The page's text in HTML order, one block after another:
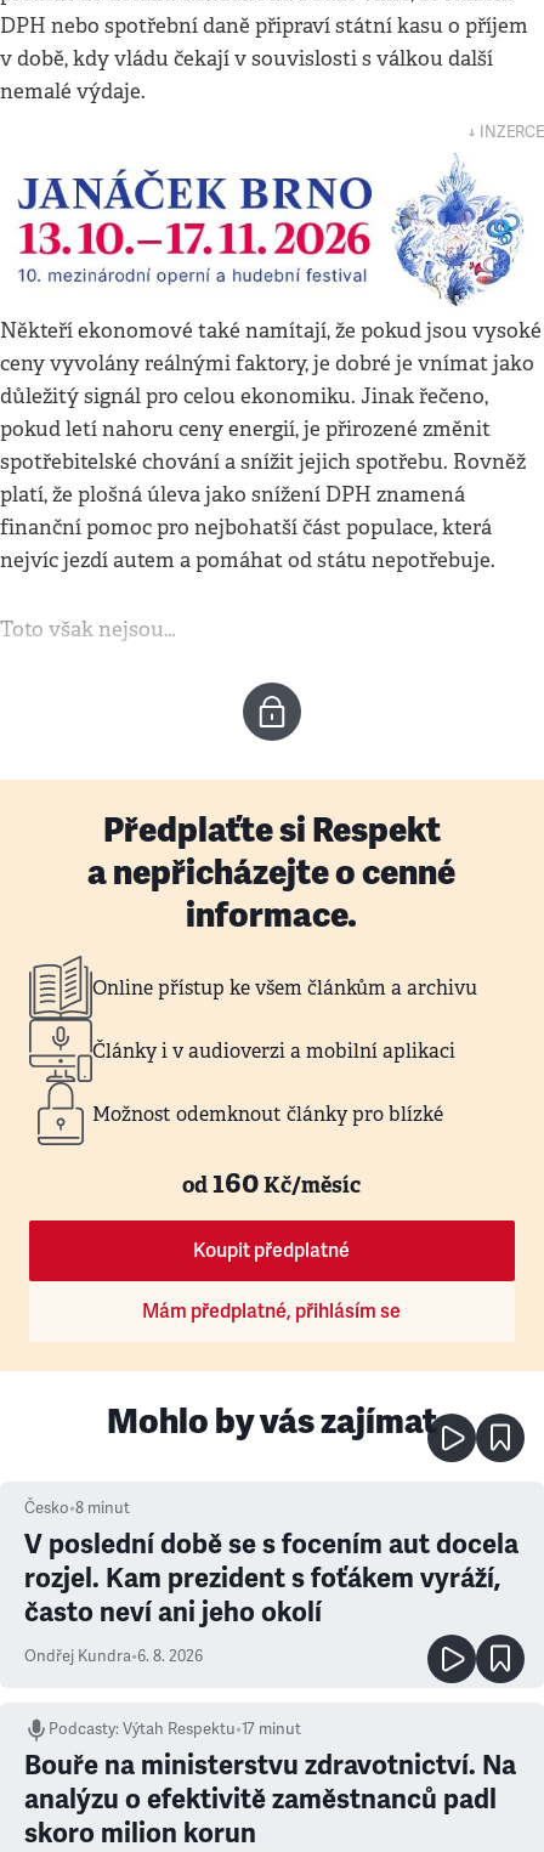
DPH nebo spotřební daně připraví státní kasu o příjem
v době, kdy vládu čekají v souvislosti s válkou další
nemalé výdaje.
↓ INZERCE
Někteří ekonomové také namítají, že pokud jsou vysoké
ceny vyvolány reálnými faktory, je dobré je vnímat jako
důležitý signál pro celou ekonomiku. Jinak řečeno,
pokud letí nahoru ceny energií, je přirozené změnit
spotřebitelské chování a snížit jejich spotřebu. Rovněž
platí, že plošná úleva jako snížení DPH znamená
finanční pomoc pro nejbohatší část populace, která
nejvíc jezdí autem a pomáhat od státu nepotřebuje.
Toto však nejsou…
Předplaťte si Respekt
a nepřicházejte o cenné
informace.
Online přístup ke všem článkům a archivu
Články i v audioverzi a mobilní aplikaci
Možnost odemknout články pro blízké
od160Kč/měsíc
Koupit předplatné
Mám předplatné, přihlásím se
Mohlo by vás zajímat
Česko•8 minut
V poslední době se s focením aut docela
rozjel. Kam prezident s foťákem vyráží,
často neví ani jeho okolí
Ondřej Kundra•6. 8. 2026
Podcasty:Výtah Respektu•17 minut
Bouře na ministerstvu zdravotnictví. Na
analýzu o efektivitě zaměstnanců padl
skoro milion korun